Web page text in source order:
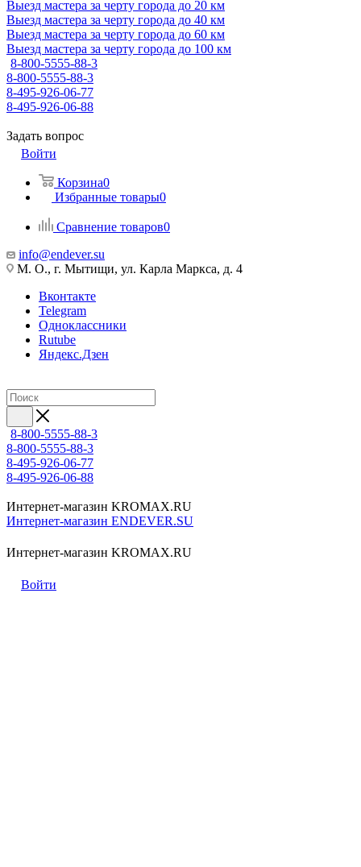
Выезд мастера за черту города до 20 км
Выезд мастера за черту города до 40 км
Выезд мастера за черту города до 60 км
Выезд мастера за черту города до 100 км
8-800-5555-88-3
8-800-5555-88-3
8-495-926-06-77
8-495-926-06-88
Задать вопрос
Войти
Корзина0
Избранные товары0
Сравнение товаров0
info@endever.su
М. О., г. Мытищи, ул. Карла Маркса, д. 4
Вконтакте
Telegram
Одноклассники
Rutube
Яндекс.Дзен
8-800-5555-88-3
8-800-5555-88-3
8-495-926-06-77
8-495-926-06-88
Интернет-магазин KROMAX.RU
Интернет-магазин ENDEVER.SU
Интернет-магазин KROMAX.RU
Войти